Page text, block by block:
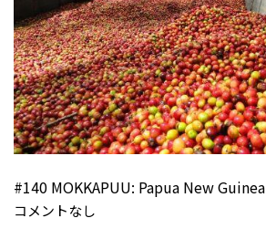
#140 MOKKAPUU: Papua New Guinea
コメントなし